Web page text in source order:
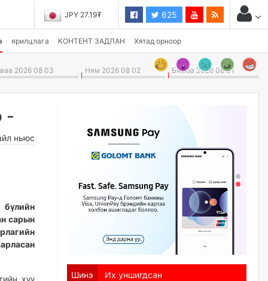
JPY 27.19₮ 625
ярилцлага КОНТЕНТ ЗАДЛАН Хятад орноор
2026 08 03 Ням 2026 08 02 Бямба 2026 08 01
-
ньюс
сарын
хүү
Шинэ Их уншигдсан